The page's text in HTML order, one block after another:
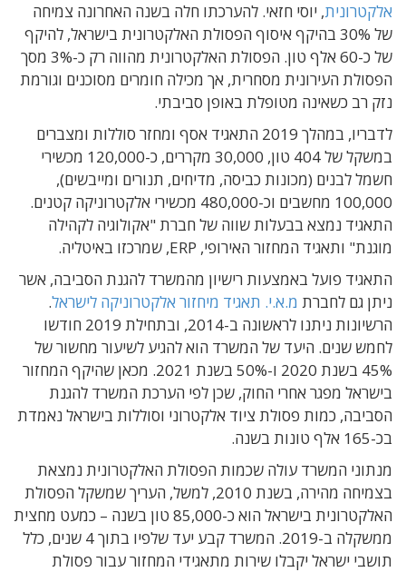
אלקטרונית, יוסי חזאי. להערכתו חלה בשנה האחרונה צמיחה
של 30% בהיקף איסוף הפסולת האלקטרונית בישראל, להיקף
של כ-60 אלף טון. הפסולת האלקטרונית מהווה רק כ-3% מסך
הפסולת העירונית מסחרית, אך מכילה חומרים מסוכנים וגורמת
נזק רב כשאינה מטופלת באופן סביבתי.
לדבריו, במהלך 2019 התאגיד אסף ומחזר סוללות ומצברים
במשקל של 404 טון, 30,000 מקררים, כ-120,000 מכשירי
חשמל לבנים (מכונות כביסה, מדיחים, תנורים ומייבשים),
100,000 מחשבים וכ-480,000 מכשירי אלקטרוניקה קטנים.
התאגיד נמצא בבעלות שווה של חברת "אקולוגיה לקהילה
מוגנת" ותאגיד המחזור האירופי, ERP, שמרכזו באיטליה.
התאגיד פועל באמצעות רישיון מהמשרד להגנת הסביבה, אשר
ניתן גם לחברת מ.א.י. תאגיד מיחזור אלקטרוניקה לישראל.
הרשיונות ניתנו לראשונה ב-2014, ובתחילת 2019 חודשו
לחמש שנים. היעד של המשרד הוא להגיע לשיעור מחשור של
45% בשנת 2020 ו-50% בשנת 2021. מכאן שהיקף המחזור
בישראל מפגר אחרי החוק, שכן לפי הערכת המשרד להגנת
הסביבה, כמות פסולת ציוד אלקטרוני וסוללות בישראל נאמדת
בכ-165 אלף טונות בשנה.
מנתוני המשרד עולה שכמות הפסולת האלקטרונית נמצאת
בצמיחה מהירה, בשנת 2010, למשל, העריך שמשקל הפסולת
האלקטרונית בישראל הוא כ-85,000 טון בשנה – כמעט מחצית
ממשקלה ב-2019. המשרד קבע יעד שלפיו בתוך 4 שנים, כלל
תושבי ישראל יקבלו שירות מתאגידי המחזור עבור פסולת